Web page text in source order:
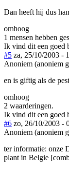
Dan heeft hij dus
omhoog
1 mensen hebben
Ik vind dit een goed
#5 za, 25/10/2003 -
Anoniem (anoniem
en is giftig als de pest
omhoog
2 waarderingen.
Ik vind dit een goed
#6 zo, 26/10/2003 -
Anoniem (anoniem
ter informatie: onze
plant in Belgie